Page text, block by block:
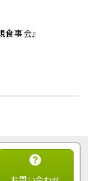
事会』